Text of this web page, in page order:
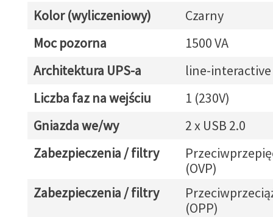
Kolor (wyliczeniowy)
Czarny
Moc pozorna
1500 VA
Architektura UPS-a
line-interactive
Liczba faz na wejściu
1 (230V)
Gniazda we/wy
2 x USB 2.0
Zabezpieczenia / filtry
(OVP)
Zabezpieczenia / filtry
(OPP)